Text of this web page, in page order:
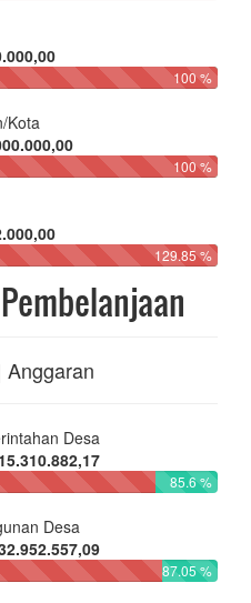
100 %
Kota
100 %
129.85 %
Anggaran
Desa
85.6 %
Desa
87.05 %